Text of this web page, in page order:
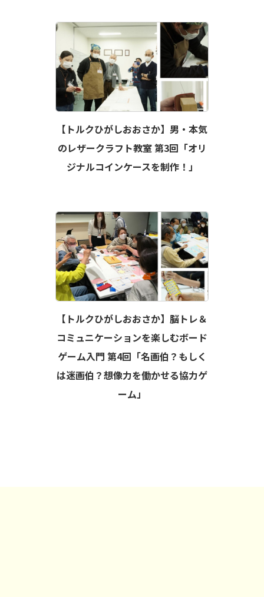
【トルクひがしおおさか】男・本気
のレザークラフト教室 第3回「オリ
ジナルコインケースを制作！」
【トルクひがしおおさか】脳トレ＆
コミュニケーションを楽しむボード
ゲーム入門 第4回「名画伯？もしく
は迷画伯？想像力を働かせる協力ゲ
ーム」